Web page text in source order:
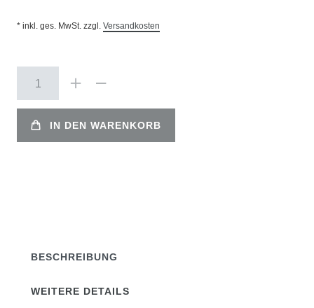
* inkl. ges. MwSt. zzgl. Versandkosten
IN DEN WARENKORB
BESCHREIBUNG
WEITERE DETAILS